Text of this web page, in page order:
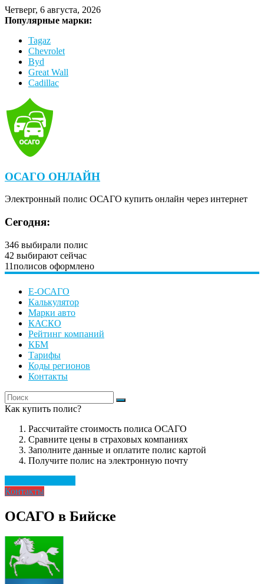
Четверг, 6 августа, 2026
Популярные марки:
Tagaz
Chevrolet
Byd
Great Wall
Cadillac
ОСАГО ОНЛАЙН
Электронный полис ОСАГО купить онлайн через интернет
Сегодня:
346 выбирали полис
42 выбирают сейчас
11полисов оформлено
Е-ОСАГО
Калькулятор
Марки авто
КАСКО
Рейтинг компаний
КБМ
Тарифы
Коды регионов
Контакты
Как купить полис?
Рассчитайте стоимость полиса ОСАГО
Сравните цены в страховых компаниях
Заполните данные и оплатите полис картой
Получите полис на электронную почту
Контакты
ОСАГО в Бийске